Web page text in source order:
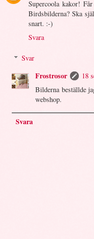
Supercoola kakor!
Birdsbilderna? Ska
snart. :-)
Svara
Svar
Frostrosor
18
Bilderna beställde
webshop.
Svara